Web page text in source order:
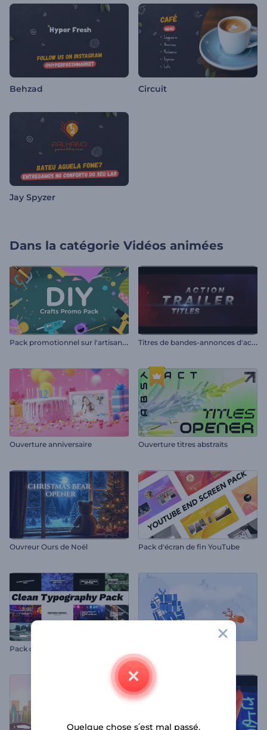
Behzad Circuit
Jay Spyzer
Dans la catégorie Vidéos animées
P
ack promotionnel sur l'artisanat T
itres de bandes-annonces d'action
Ouverture anniversaire Ouverture titres abstraits
Ouvreur Ours de Noël Pack d'écran de fin YouTube
Pack de typographie simple
Quelque chose s՛est mal passé.